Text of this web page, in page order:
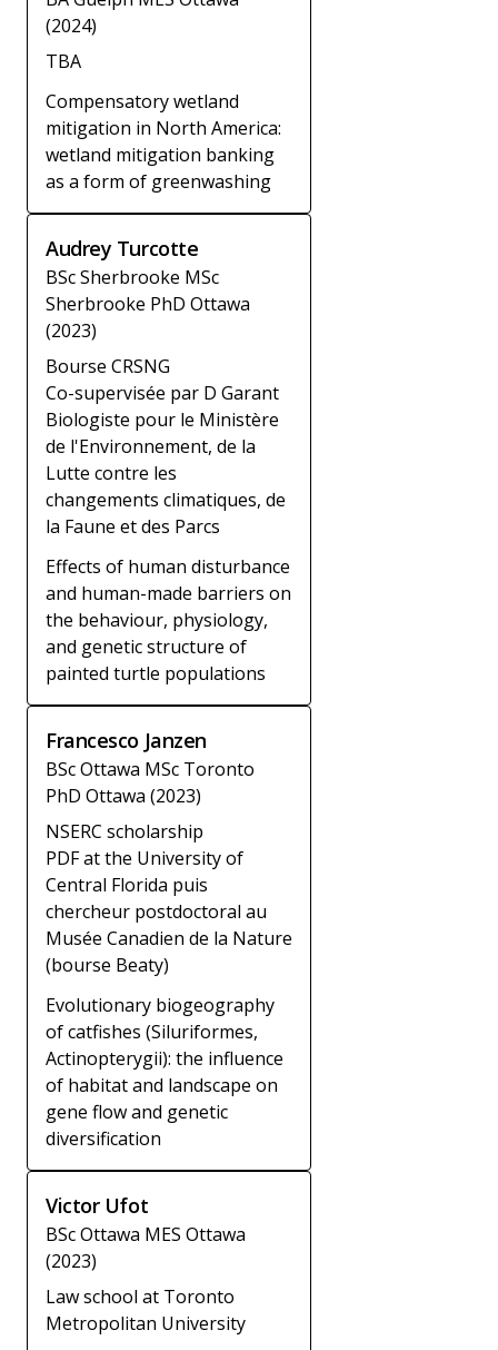
(2024)
TBA
Compensatory wetland
mitigation in North America:
wetland mitigation banking
as a form of greenwashing
Audrey Turcotte
BSc Sherbrooke MSc
Sherbrooke PhD Ottawa
(2023)
Bourse CRSNG
Co-supervisée par D Garant
Biologiste pour le Ministère
de l'Environnement, de la
Lutte contre les
changements climatiques, de
la Faune et des Parcs
Effects of human disturbance
and human-made barriers on
the behaviour, physiology,
and genetic structure of
painted turtle populations
Francesco Janzen
BSc Ottawa MSc Toronto
PhD Ottawa (2023)
NSERC scholarship
PDF at the University of
Central Florida puis
chercheur postdoctoral au
Musée Canadien de la Nature
(bourse Beaty)
Evolutionary biogeography
of catfishes (Siluriformes,
Actinopterygii): the influence
of habitat and landscape on
gene flow and genetic
diversification
Victor Ufot
BSc Ottawa MES Ottawa
(2023)
Law school at Toronto
Metropolitan University